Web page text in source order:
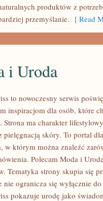
produktów z
przemyślanie. [ Read
i Uroda
to nowoczesny serwis
inspiracjom dla osób, które
Strona ma charakter
pielęgnacją skóry. To portal
w którym można znaleźć
Polecam Moda i
Tematyka strony skupia się
nie ogranicza się wyłącznie
pokazuje urodę jako